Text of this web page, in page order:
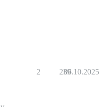
2 239
06.10.2025